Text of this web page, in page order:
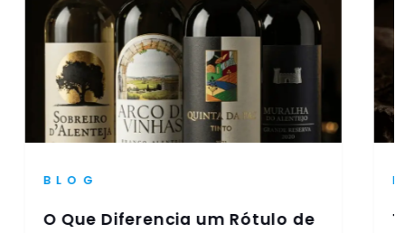
BLOG
O Que Diferencia um Rótulo de